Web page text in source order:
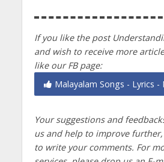
If you like the post
and wish to receive more
like our FB page:
Malayalam Songs - Lyrics -
Your suggestions and
us and help to improve
to write your comments. For